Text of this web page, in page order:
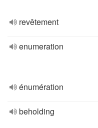
revêtement
enumeration
énumération
beholding